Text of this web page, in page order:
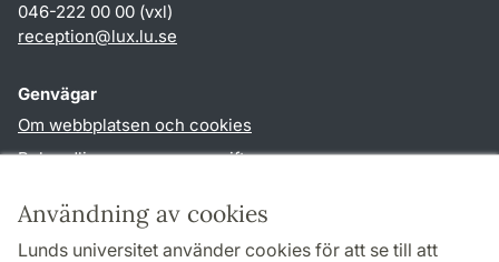
Användning av cookies
Lunds universitet använder cookies för att se till att
046-222 00 00 (vxl)
reception@lux.lu.se
Genvägar
Om webbplatsen och cookies
Behandling av personuppgifter
TYPO3-login